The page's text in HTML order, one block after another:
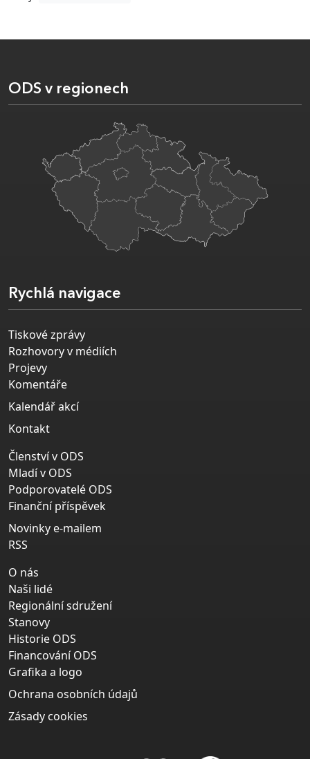
ODS v regionech
Rychlá navigace
Tiskové zprávy
Rozhovory v médiích
Projevy
Komentáře
Kalendář akcí
Kontakt
Členství v ODS
Mladí v ODS
Podporovatelé ODS
Finanční příspěvek
Novinky e-mailem
RSS
O nás
Naši lidé
Regionální sdružení
Stanovy
Historie ODS
Financování ODS
Grafika a logo
Ochrana osobních údajů
Zásady cookies